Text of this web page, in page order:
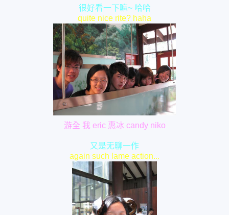
很好看一下嘛~ 哈哈
quite nice rite? haha
游全 我 eric 惠冰 candy niko
又是无聊一作
again such lame action...